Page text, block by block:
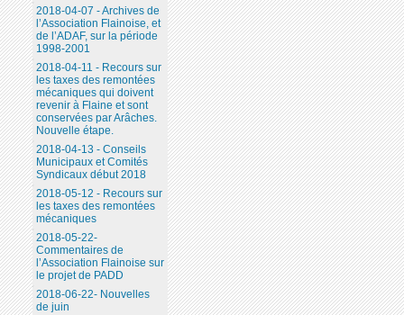
2018-04-07 - Archives de
l’Association Flainoise, et
de l’ADAF, sur la période
1998-2001
2018-04-11 - Recours sur
les taxes des remontées
mécaniques qui doivent
revenir à Flaine et sont
conservées par Arâches.
Nouvelle étape.
2018-04-13 - Conseils
Municipaux et Comités
Syndicaux début 2018
2018-05-12 - Recours sur
les taxes des remontées
mécaniques
2018-05-22-
Commentaires de
l’Association Flainoise sur
le projet de PADD
2018-06-22- Nouvelles
de juin